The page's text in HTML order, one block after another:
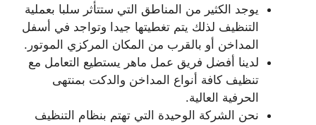
يوجد الكثير من المناطق التي ستتأثر سلبا بعملية
التنظيف لذلك يتم تغطيتها جيدا وتواجد في أسفل
المداخن أو بالقرب من المكان المركزي الموتور.
لدينا أفضل فريق عمل ماهر يستطيع التعامل مع
تنظيف كافة أنواع المداخن والدكت بمنتهى
الحرفية العالية.
نحن الشركة الوحيدة التي تهتم بنظام التنظيف